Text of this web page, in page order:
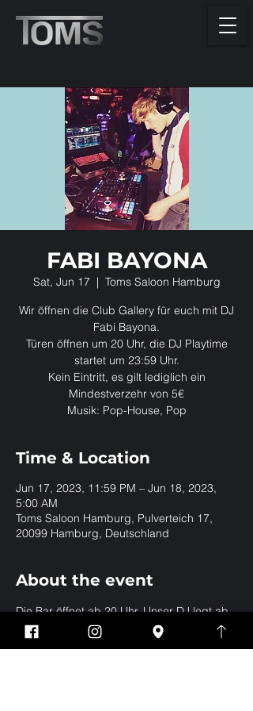
FABI BAYONA
Sat, Jun 17
  |
Toms Saloon Hamburg
Wir öffnen die Club Gallery für euch mit DJ
Fabi Bayona.
Türen öffnen um 20 Uhr, die DJ Playtime
startet um 23:59 Uhr.
Kein Eintritt, es gilt lediglich ein
Mindestverzehr von 5€
Musik: Pop-House, Pop
Time & Location
Jun 17, 2023, 11:59 PM – Jun 18, 2023,
5:00 AM
Toms Saloon Hamburg, Pulverteich 17,
20099 Hamburg, Deutschland
About the event
Die Bar öffnet ab 20 Uhr. Unser DJ legt ab
23:59 Uhr in der Club Gallery auf.